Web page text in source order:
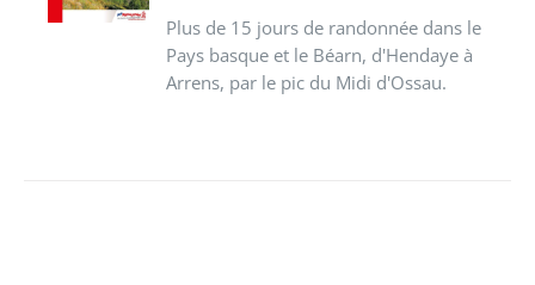
Plus de 15 jours de randonnée dans le
Pays basque et le Béarn, d'Hendaye à
Arrens, par le pic du Midi d'Ossau.